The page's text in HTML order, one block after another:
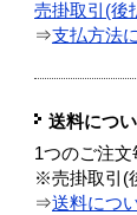
売掛取引(後
⇒支払方法
送料につ
1つのご注文
※売掛取引(
⇒送料につ